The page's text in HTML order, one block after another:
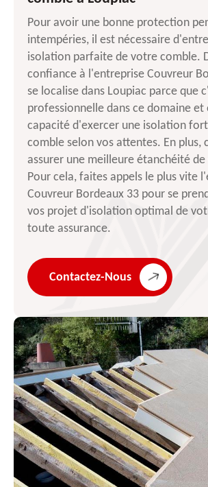
Pour avoir une bonne protection
intempéries, il est nécessaire
isolation parfaite de votre comble.
confiance à l'entreprise Couvreur
se localise dans Loupiac parce que
professionnelle dans ce domaine et
capacité d'exercer une isolation
comble selon vos attentes. En plus,
assurer une meilleure étanchéité
Pour cela, faites appels le plus vite
Couvreur Bordeaux 33 pour se
vos projet d'isolation optimal de
toute assurance.
Contactez-Nous